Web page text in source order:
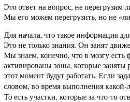
Это ответ на вопрос, не
Мы его можем перегрузить, но не
Для начала, что такое информация
Это не только знания. Он занят
Мы знаем, конечно, что в мозгу есть
активированы зоны, которые заняты
этот момент будут работать. Если
словом, во время выполнения какой-
То есть участки, которые за что-то